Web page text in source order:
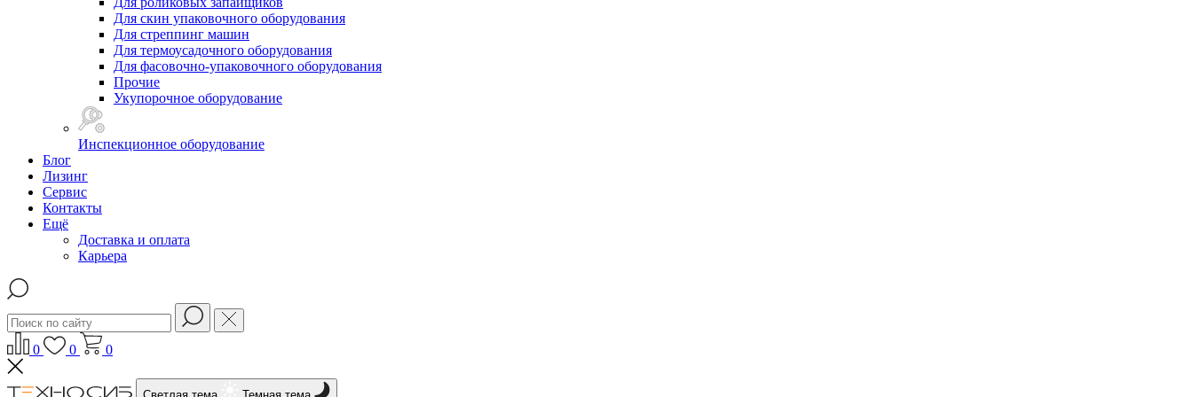
Для скин упаковочного оборудования
Для стреппинг машин
Для термоусадочного оборудования
Для фасовочно-упаковочного оборудования
Прочие
Укупорочное оборудование
Инспекционное оборудование
Блог
Лизинг
Сервис
Контакты
Ещё
Доставка и оплата
Карьера
0 0 0